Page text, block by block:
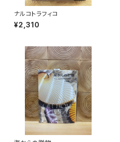
ナルコトラフィコ
¥2,310